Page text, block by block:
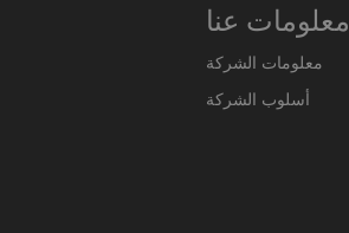
معلومات عنا
معلومات الشركة
أسلوب الشركة